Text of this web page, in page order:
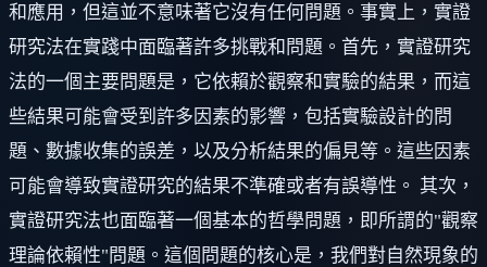
和應用，但這並不意味著它沒有任何問題。事實上，實證
研究法在實踐中面臨著許多挑戰和問題。首先，實證研究
法的一個主要問題是，它依賴於觀察和實驗的結果，而這
些結果可能會受到許多因素的影響，包括實驗設計的問
題、數據收集的誤差，以及分析結果的偏見等。這些因素
可能會導致實證研究的結果不準確或者有誤導性。 其次，
實證研究法也面臨著一個基本的哲學問題，即所謂的"觀察
理論依賴性"問題。這個問題的核心是，我們對自然現象的